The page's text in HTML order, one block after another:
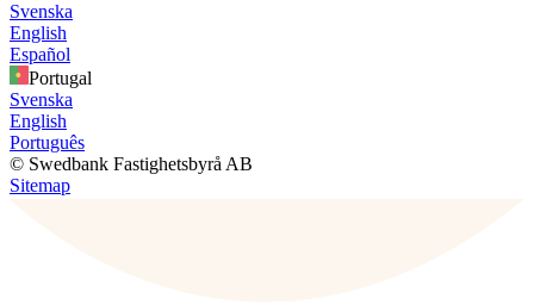
Svenska
English
Español
Portugal
Svenska
English
Português
© Swedbank Fastighetsbyrå AB
Sitemap